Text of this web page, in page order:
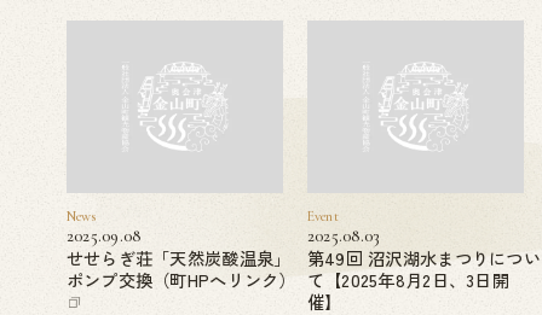
News
2025.09.08
せせらぎ荘「天然炭酸温泉」
ポンプ交換（町HPへリンク）
Event
2025.08.03
第49回 沼沢湖水まつりについ
て【2025年8月2日、3日開
催】